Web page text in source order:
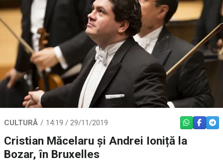
CULTURĂ 14:19 / 29/11/2019 WHATSAPP
Cristian Măcelaru și Andrei Ioniță la
Bozar, în Bruxelles